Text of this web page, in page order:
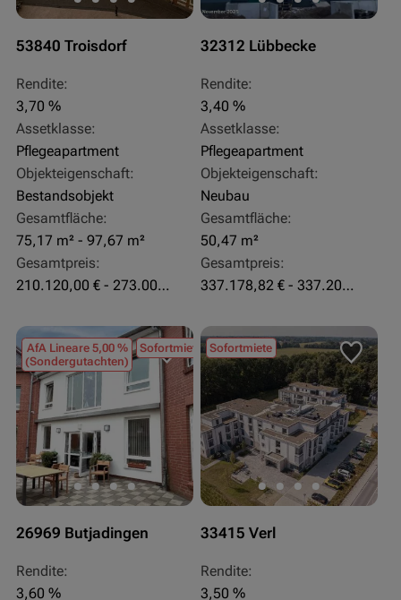
53840 Troisdorf
Rendite:
3,70 %
Assetklasse:
Pflegeapartment
Objekteigenschaft:
Bestandsobjekt
Gesamtfläche:
75,17 m² - 97,67 m²
Gesamtpreis:
210.120,00 € - 273.003,24 €
32312 Lübbecke
Rendite:
3,40 %
Assetklasse:
Pflegeapartment
Objekteigenschaft:
Neubau
Gesamtfläche:
50,47 m²
Gesamtpreis:
337.178,82 € - 337.207,06 €
AfA Lineare 5,00 %
(Sondergutachten)
Sofortmiete
26969 Butjadingen
Rendite:
3,60 %
Sofortmiete
33415 Verl
Rendite:
3,50 %